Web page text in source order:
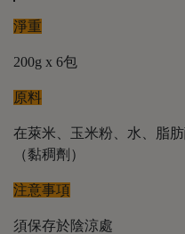
淨重
200g x 6包
原料
在萊米、玉米粉、水、脂
（黏稠劑）
注意事項
須保存於陰涼處